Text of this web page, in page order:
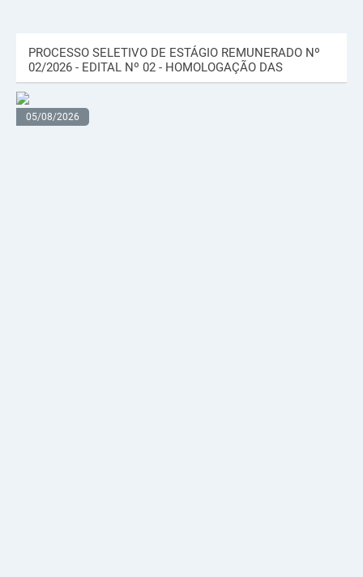
PROCESSO SELETIVO DE ESTÁGIO REMUNERADO Nº
02/2026 - EDITAL Nº 02 - HOMOLOGAÇÃO DAS
INSCRIÇÕES E...
05/08/2026